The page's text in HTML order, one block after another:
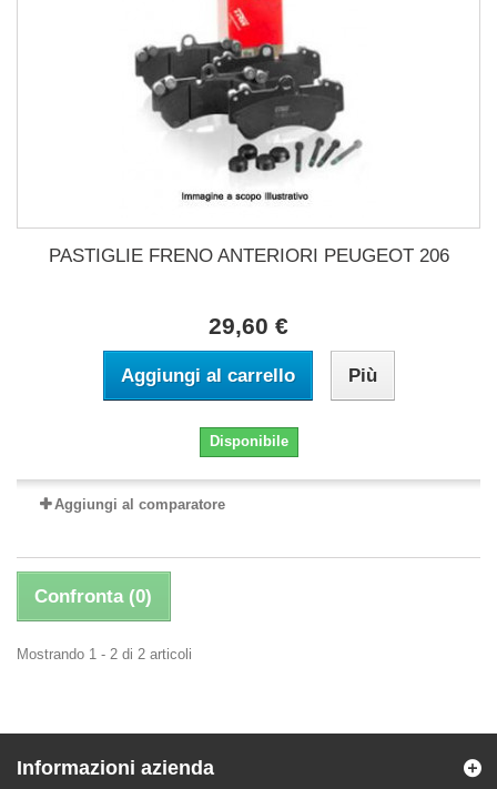
PASTIGLIE FRENO ANTERIORI PEUGEOT 206
29,60 €
Aggiungi al carrello Più
Disponibile
Aggiungi al comparatore
Confronta (0)
Mostrando 1 - 2 di 2 articoli
Informazioni azienda